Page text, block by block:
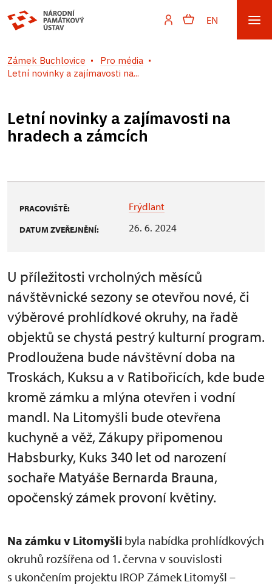
EN
Zámek Buchlovice
Pro média
Letní novinky a zajímavosti na...
Letní novinky a zajímavosti na
hradech a zámcích
PRACOVIŠTĚ: Frýdlant
DATUM ZVEŘEJNĚNÍ: 26. 6. 2024
U příležitosti vrcholných měsíců
návštěvnické sezony se otevřou nové, či
výběrové prohlídkové okruhy, na řadě
objektů se chystá pestrý kulturní program.
Prodloužena bude návštěvní doba na
Troskách, Kuksu a v Ratibořicích, kde bude
kromě zámku a mlýna otevřen i vodní
mandl. Na Litomyšli bude otevřena
kuchyně a věž, Zákupy připomenou
Habsburky, Kuks 340 let od narození
sochaře Matyáše Bernarda Brauna,
opočenský zámek provoní květiny.
Na zámku v Litomyšli byla nabídka prohlídkových
okruhů rozšířena od 1. června v souvislosti
s ukončením projektu IROP Zámek Litomyšl –